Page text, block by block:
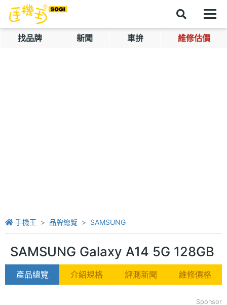
找品牌 新聞 車拚 維修估價
手機王 品牌總覽 SAMSUNG
SAMSUNG Galaxy A14 5G 128GB
產品總覽 介紹規格 評測新聞 維修價格
Sponsor